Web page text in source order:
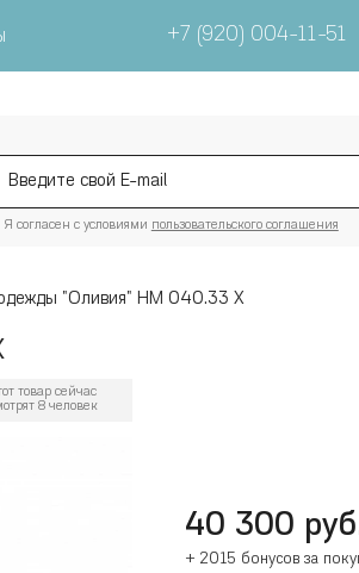
+7 (920) 004-11-51
Я согласен с условиями пользовательского соглашения
"Оливия" НМ 040.33 Х
товар сейчас
8 человек
40 300
+ 2015 бонусов за